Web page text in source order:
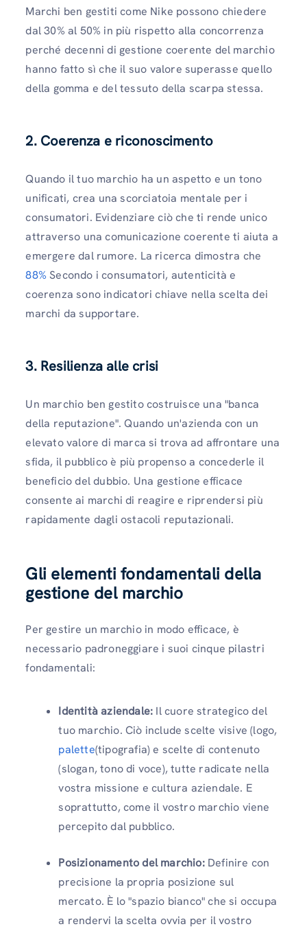
Marchi ben gestiti come Nike possono chiedere
dal 30% al 50% in più rispetto alla concorrenza
perché decenni di gestione coerente del marchio
hanno fatto sì che il suo valore superasse quello
della gomma e del tessuto della scarpa stessa.
2. Coerenza e riconoscimento
Quando il tuo marchio ha un aspetto e un tono
unificati, crea una scorciatoia mentale per i
consumatori. Evidenziare ciò che ti rende unico
attraverso una comunicazione coerente ti aiuta a
emergere dal rumore. La ricerca dimostra che
88% Secondo i consumatori, autenticità e
coerenza sono indicatori chiave nella scelta dei
marchi da supportare.
3. Resilienza alle crisi
Un marchio ben gestito costruisce una "banca
della reputazione". Quando un'azienda con un
elevato valore di marca si trova ad affrontare una
sfida, il pubblico è più propenso a concederle il
beneficio del dubbio. Una gestione efficace
consente ai marchi di reagire e riprendersi più
rapidamente dagli ostacoli reputazionali.
Gli elementi fondamentali della
gestione del marchio
Per gestire un marchio in modo efficace, è
necessario padroneggiare i suoi cinque pilastri
fondamentali:
Identità aziendale: Il cuore strategico del
tuo marchio. Ciò include scelte visive (logo,
palette(tipografia) e scelte di contenuto
(slogan, tono di voce), tutte radicate nella
vostra missione e cultura aziendale. E
soprattutto, come il vostro marchio viene
percepito dal pubblico.
Posizionamento del marchio:Definire con
precisione la propria posizione sul
mercato. È lo "spazio bianco" che si occupa
a rendervi la scelta ovvia per il vostro